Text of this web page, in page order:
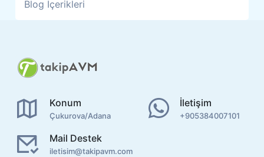
Blog İçerikleri
Konum
Çukurova/Adana
İletişim
+905384007101
Mail Destek
iletisim@takipavm.com